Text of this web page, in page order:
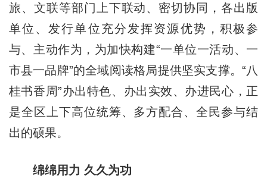
旅、文联等部门上下联动、密切协同，各出版
单位、发行单位充分发挥资源优势，积极参
与、主动作为，为加快构建“一单位一活动、一
市县一品牌”的全域阅读格局提供坚实支撑。“八
桂书香周”办出特色、办出实效、办进民心，正
是全区上下高位统筹、多方配合、全民参与结
出的硕果。
绵绵用力 久久为功